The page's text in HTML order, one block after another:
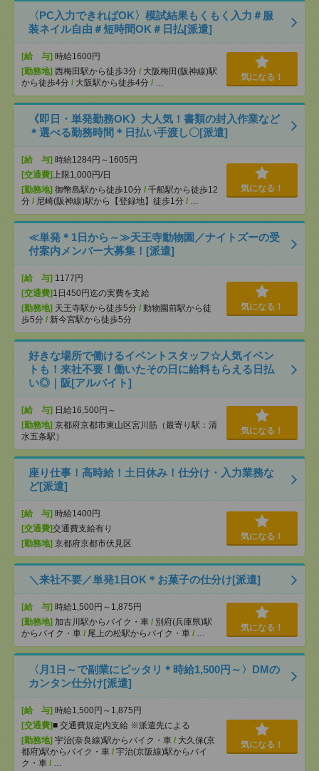
〈PC入力できればOK〉模試結果もくもく入力＃服
装ネイル自由＃短時間OK＃日払[派遣]
[給 与] 時給1600円
[勤務地] 西梅田駅から徒歩3分 / 大阪梅田(阪神線)駅
から徒歩4分 / 大阪駅から徒歩4分 / …
気になる！
《即日・単発勤務OK》大人気！書類の封入作業など
＊選べる勤務時間＊日払い手渡し〇[派遣]
[給 与] 時給1284円～1605円
[交通費] 上限1,000円/日
[勤務地] 御幣島駅から徒歩10分 / 千船駅から徒歩12
分 / 尼崎(阪神線)駅から【登録地】徒歩1分 / …
気になる！
≪単発＊1日から～≫天王寺動物園／ナイトズーの受
付案内メンバー大募集！[派遣]
[給 与] 1177円
[交通費] 1日450円迄の実費を支給
[勤務地] 天王寺駅から徒歩5分 / 動物園前駅から徒
歩5分 / 新今宮駅から徒歩5分
気になる！
好きな場所で働けるイベントスタッフ☆人気イベン
トも！来社不要！働いたその日に給料もらえる日払
い◎｜阪[アルバイト]
[給 与] 日給16,500円～
[勤務地] 京都府京都市東山区宮川筋（最寄り駅：清
水五条駅）
気になる！
座り仕事！高時給！土日休み！仕分け・入力業務な
ど[派遣]
[給 与] 時給1400円
[交通費]交通費支給有り
[勤務地] 京都府京都市伏見区
気になる！
＼来社不要／単発1日OK＊お菓子の仕分け[派遣]
[給 与] 時給1,500円～1,875円
[勤務地] 加古川駅からバイク・車 / 別府(兵庫県)駅
からバイク・車 / 尾上の松駅からバイク・車 / …
気になる！
〈月1日～で副業にピッタリ＊時給1,500円～〉DMの
カンタン仕分け[派遣]
[給 与] 時給1,500円～1,875円
[交通費]■ 交通費規定内支給 ※派遣先による
[勤務地] 宇治(奈良線)駅からバイク・車 / 大久保(京
都府)駅からバイク・車 / 宇治(京阪線)駅からバイ
ク・車 / …
気になる！